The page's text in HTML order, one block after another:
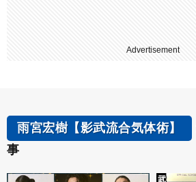
Advertisement
雨宮宏樹【影武流合気体術】
事